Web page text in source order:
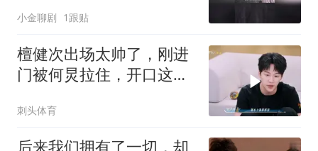
小金聊剧 1跟贴
檀健次出场太帅了，刚进
门被何炅拉住，开口这句
刺头体育
后来我们拥有了一切，却